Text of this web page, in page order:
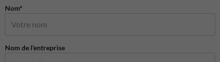
Nom*
Nom de l'entreprise